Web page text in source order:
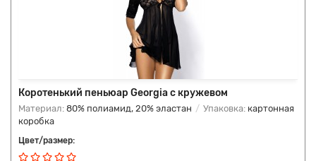
Коротенький пеньюар Georgia с кружевом
Материал: 80% полиамид, 20% эластан Упаковка: картонная
коробка
Цвет/размер: